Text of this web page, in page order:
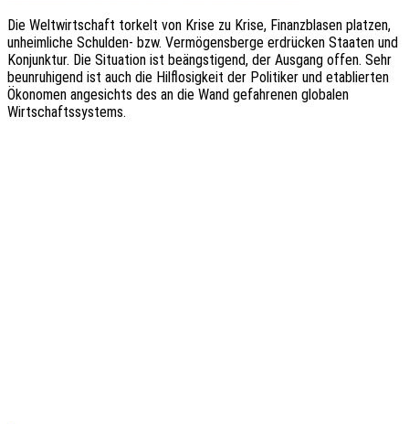
Die Welt­wirt­schaft torkelt von Krise zu Krise, Finanz­bla­sen plat­zen,
unheim­li­che Schul­den- bzw. Vermö­gens­ber­ge erdrü­cken Staa­ten und
Konjunk­tur. Die Situa­ti­on ist beängs­ti­gend, der Ausgang offen. Sehr
beun­ru­hi­gend ist auch die Hilf­lo­sig­keit der Poli­ti­ker und etablier­ten
Ökono­men ange­sichts des an die Wand gefah­re­nen globa­len
Wirtschaftssystems.